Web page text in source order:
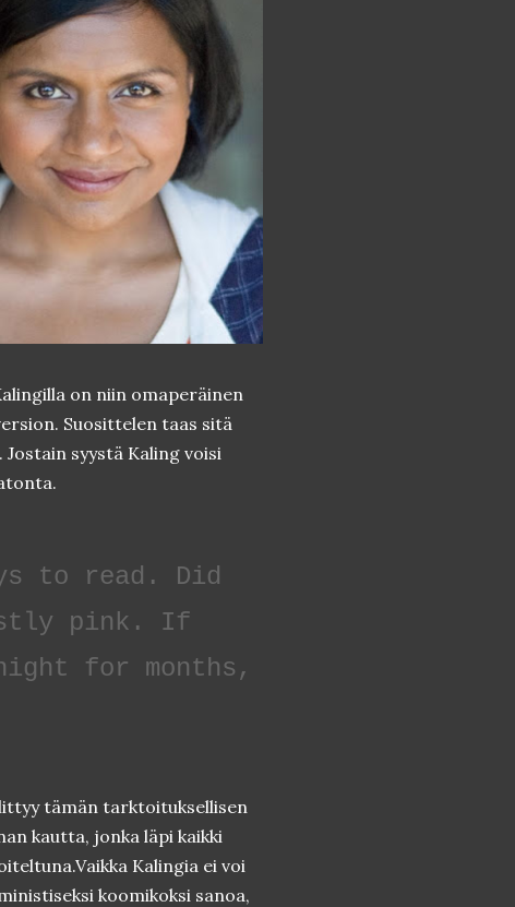
on niin omaperäinen
Suosittelen taas sitä
syystä Kaling voisi
to read. Did
pink. If
for months,
tämän tarktoituksellisen
kautta, jonka läpi kaikki
Kalingia ei voi
koomikoksi sanoa,